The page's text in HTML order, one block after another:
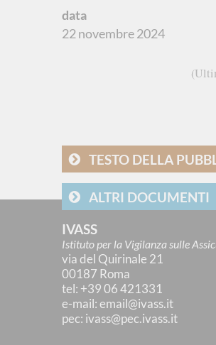
data
22 novembre 2024
TESTO DELLA
ALTRI DOCUMENTI
IVASS
Istituto per la Vigilanza sulle
via del Quirinale 21
00187 Roma
tel: +39 06 421331
e-mail:email@ivass.it
pec: ivass@pec.ivass.it